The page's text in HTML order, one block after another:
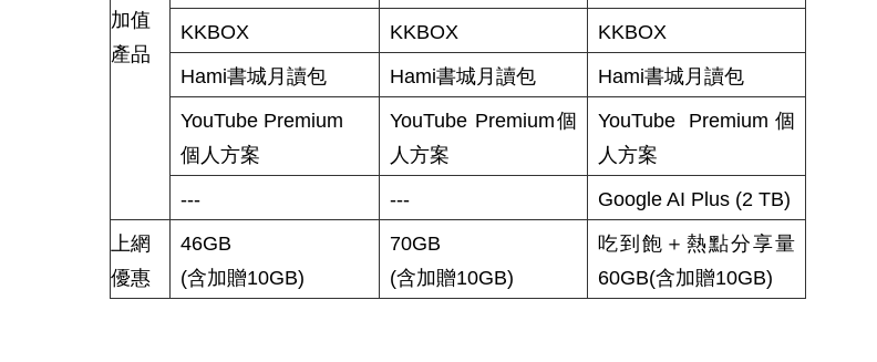
加值
產品
KKBOX
KKBOX
KKBOX
Hami書城月讀包
Hami書城月讀包
Hami書城月讀包
YouTube Premium
個人方案
YouTube Premium個
人方案
YouTube Premium個
人方案
---
---
Google AI Plus (2 TB)
上網
優惠
46GB
(含加贈10GB)
70GB
(含加贈10GB)
吃到飽＋熱點分享量
60GB(含加贈10GB)